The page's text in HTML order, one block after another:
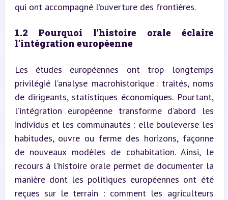
qui ont accompagné l’ouverture des frontières.
1.2 Pourquoi l’histoire orale éclaire
l’intégration européenne
Les études européennes ont trop longtemps
privilégié l’analyse macrohistorique : traités, noms
de dirigeants, statistiques économiques. Pourtant,
l’intégration européenne transforme d’abord les
individus et les communautés : elle bouleverse les
habitudes, ouvre ou ferme des horizons, façonne
de nouveaux modèles de cohabitation. Ainsi, le
recours à l’histoire orale permet de documenter la
manière dont les politiques européennes ont été
reçues sur le terrain : comment les agriculteurs